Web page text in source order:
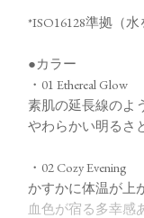
*ISO16128準拠（水
●カラー
・01 Ethereal Glow
素肌の延長線のよ
やわらかい明るさ
・02 Cozy Evening
かすかに体温が上
血色が宿る多幸感